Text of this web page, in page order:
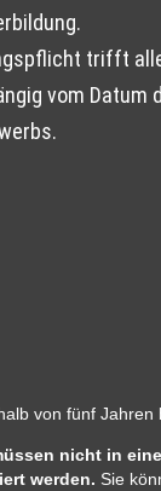
trifft
vom Datum
von fünf Jahren
nicht in
werden. Sie